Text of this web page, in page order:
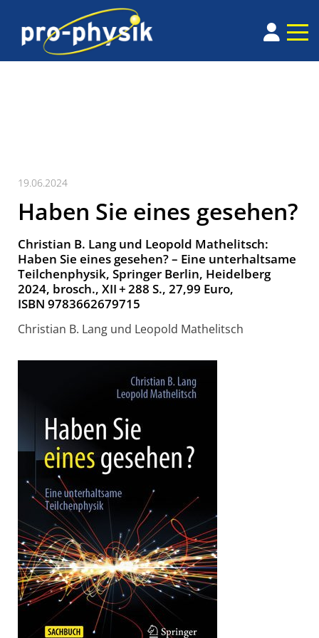
19.06.2024
Haben Sie eines gesehen?
Christian B. Lang und ­Leopold Mathelitsch:
Haben Sie eines gesehen? – Eine unterhaltsame
Teilchen­physik, Springer Berlin, Heidelberg
2024, brosch., XII + 288 S., 27,99 Euro,
ISBN 9783662679715
Christian B. Lang und ­Leopold Mathelitsch